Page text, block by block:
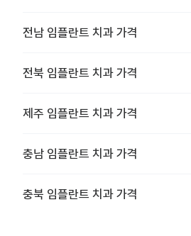
전남 임플란트 치과 가격
전북 임플란트 치과 가격
제주 임플란트 치과 가격
충남 임플란트 치과 가격
충북 임플란트 치과 가격